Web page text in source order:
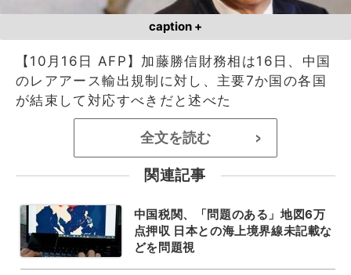
caption +
【10月16日 AFP】加藤勝信財務相は16日、中国
のレアアース輸出規制に対し、主要7か国の各国
が結束して対応すべきだと述べた
全文を読む >
関連記事
中国税関、「問題のある」地図6万
点押収 日本との海上境界線未記載な
どを問題視